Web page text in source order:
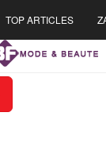
TOP ARTICLES